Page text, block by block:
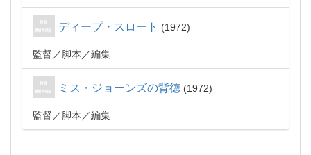
ディープ・スロート 1972
監督 脚本 編集
ミス・ジョーンズの背徳 1972
監督 脚本 編集